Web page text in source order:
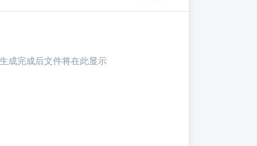
生成完成后文件将在此显示